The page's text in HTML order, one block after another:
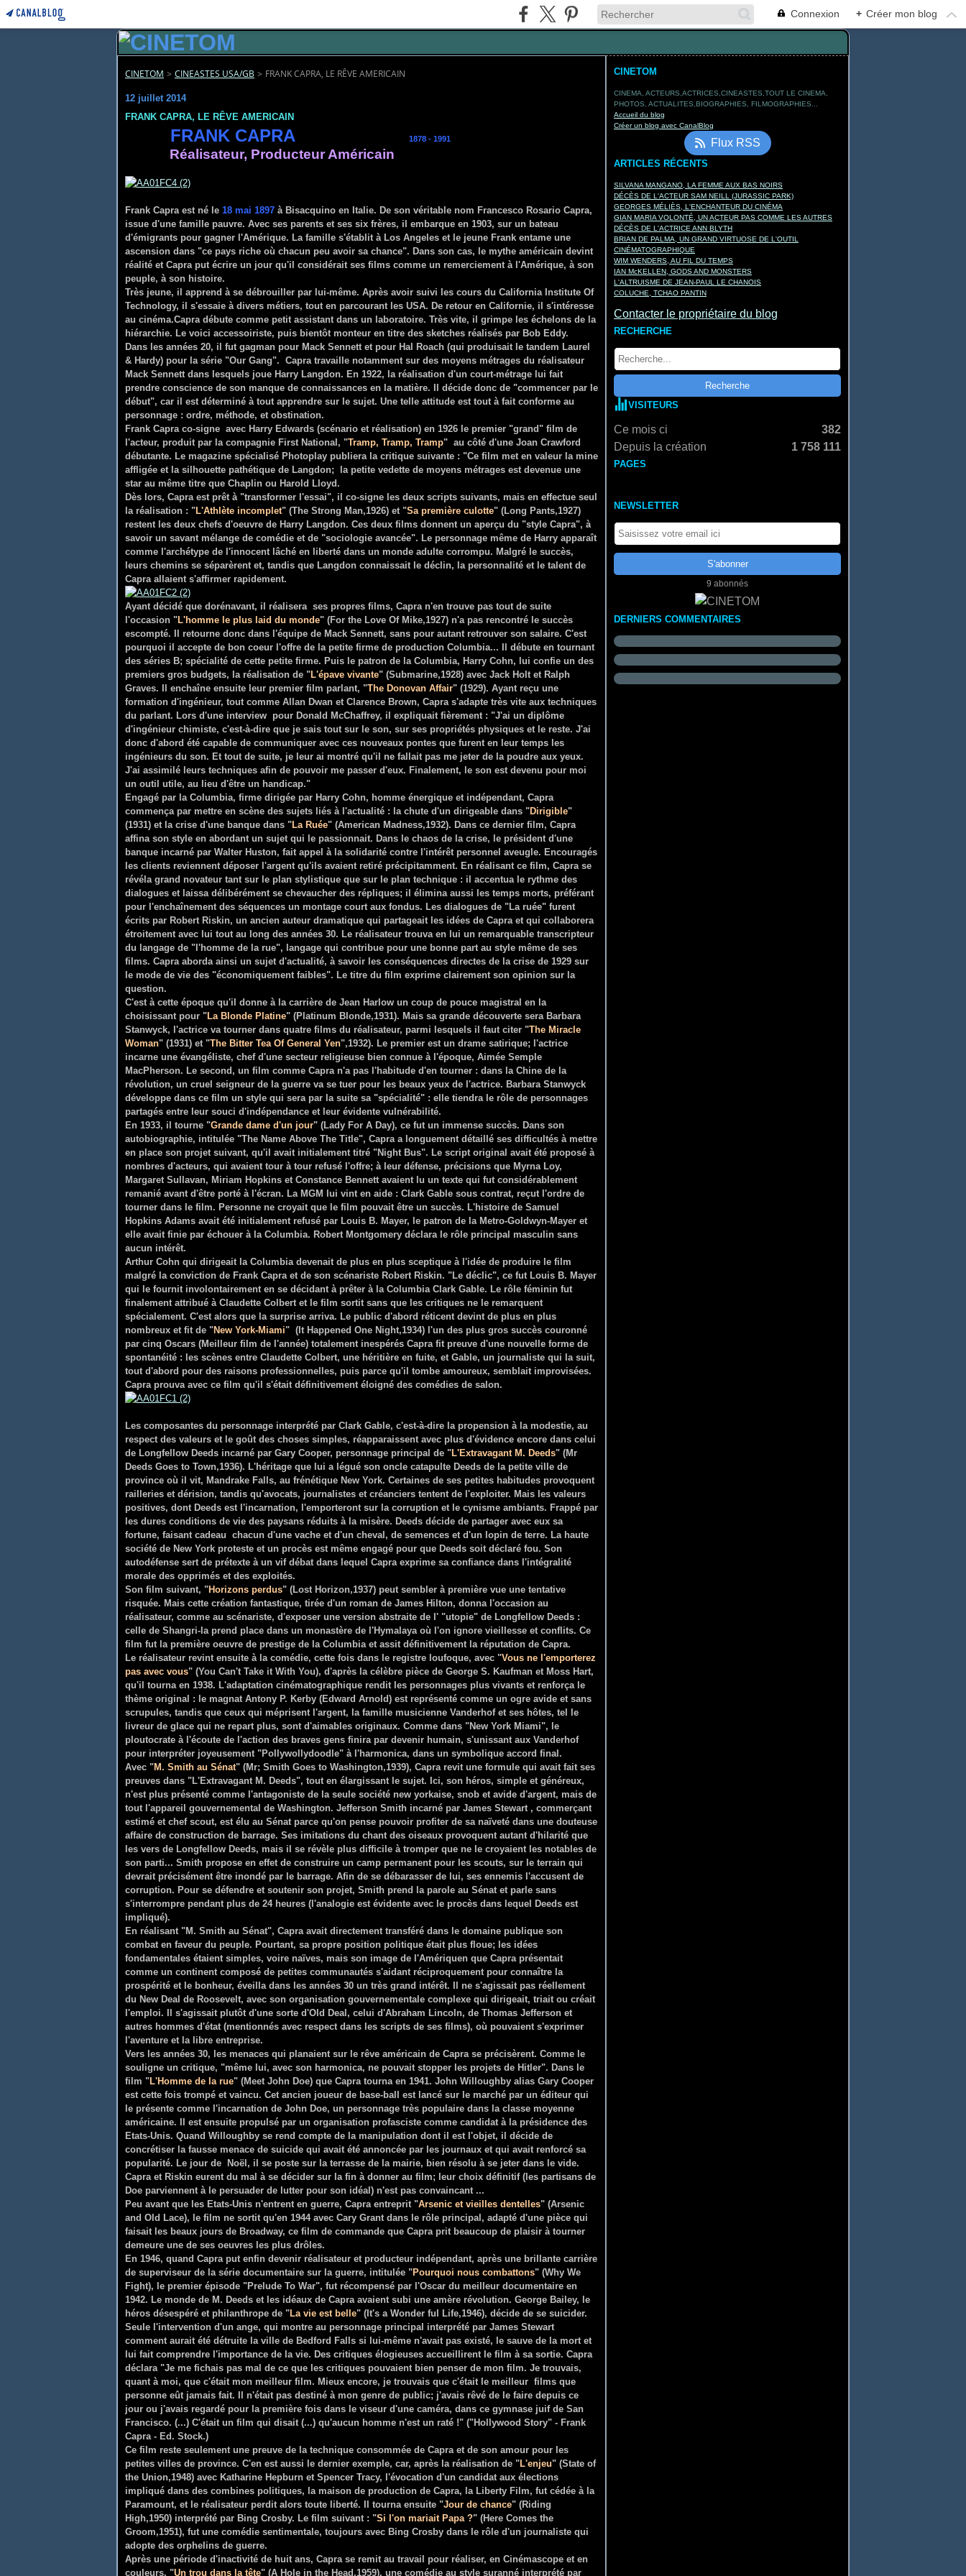
Connexion + Créer mon blog
CINETOM > CINEASTES USA/GB > FRANK CAPRA, LE RÊVE AMERICAIN
12 juillet 2014
FRANK CAPRA, LE RÊVE AMERICAIN
FRANK CAPRA 1878 - 1991
Réalisateur, Producteur Américain
Frank Capra est né le 18 mai 1897 à Bisacquino en Italie. De son véritable nom Francesco Rosario Capra,
issue d'une famille pauvre. Avec ses parents et ses six frères, il embarque en 1903, sur un bateau
d'émigrants pour gagner l'Amérique. La famille s'établit à Los Angeles et le jeune Frank entame une
ascension dans "ce pays riche où chacun peu avoir sa chance". Dans son cas, le mythe américain devint
réalité et Capra put écrire un jour qu'il considérait ses films comme un remerciement à l'Amérique, à son
peuple, à son histoire.
Très jeune, il apprend à se débrouiller par lui-même. Après avoir suivi les cours du California Institute Of
Technology, il s'essaie à divers métiers, tout en parcourant les USA. De retour en Californie, il s'intéresse
au cinéma.Capra débute comme petit assistant dans un laboratoire. Très vite, il grimpe les échelons de la
hiérarchie. Le voici accessoiriste, puis bientôt monteur en titre des sketches réalisés par Bob Eddy.
Dans les années 20, il fut gagman pour Mack Sennett et pour Hal Roach (qui produisait le tandem Laurel
& Hardy) pour la série "Our Gang". Capra travaille notamment sur des moyens métrages du réalisateur
Mack Sennett dans lesquels joue Harry Langdon. En 1922, la réalisation d'un court-métrage lui fait
prendre conscience de son manque de connaissances en la matière. Il décide donc de "commencer par le
début", car il est déterminé à tout apprendre sur le sujet. Une telle attitude est tout à fait conforme au
personnage : ordre, méthode, et obstination.
Frank Capra co-signe avec Harry Edwards (scénario et réalisation) en 1926 le premier "grand" film de
l'acteur, produit par la compagnie First National, "Tramp, Tramp, Tramp" au côté d'une Joan Crawford
débutante. Le magazine spécialisé Photoplay publiera la critique suivante : "Ce film met en valeur la mine
affligée et la silhouette pathétique de Langdon; la petite vedette de moyens métrages est devenue une
star au même titre que Chaplin ou Harold Lloyd.
Dès lors, Capra est prêt à "transformer l'essai", il co-signe les deux scripts suivants, mais en effectue seul
la réalisation : "L'Athlète incomplet" (The Strong Man,1926) et "Sa première culotte" (Long Pants,1927)
restent les deux chefs d'oeuvre de Harry Langdon. Ces deux films donnent un aperçu du "style Capra", à
savoir un savant mélange de comédie et de "sociologie avancée". Le personnage même de Harry apparaît
comme l'archétype de l'innocent lâché en liberté dans un monde adulte corrompu. Malgré le succès,
leurs chemins se séparèrent et, tandis que Langdon connaissait le déclin, la personnalité et le talent de
Capra allaient s'affirmer rapidement.
Ayant décidé que dorénavant, il réalisera ses propres films, Capra n'en trouve pas tout de suite
l'occasion "L'homme le plus laid du monde" (For the Love Of Mike,1927) n'a pas rencontré le succès
escompté. Il retourne donc dans l'équipe de Mack Sennett, sans pour autant retrouver son salaire. C'est
pourquoi il accepte de bon coeur l'offre de la petite firme de production Columbia... Il débute en tournant
des séries B; spécialité de cette petite firme. Puis le patron de la Columbia, Harry Cohn, lui confie un des
premiers gros budgets, la réalisation de "L'épave vivante" (Submarine,1928) avec Jack Holt et Ralph
Graves. Il enchaîne ensuite leur premier film parlant, "The Donovan Affair" (1929). Ayant reçu une
formation d'ingénieur, tout comme Allan Dwan et Clarence Brown, Capra s'adapte très vite aux techniques
du parlant. Lors d'une interview pour Donald McChaffrey, il expliquait fièrement : "J'ai un diplôme
d'ingénieur chimiste, c'est-à-dire que je sais tout sur le son, sur ses propriétés physiques et le reste. J'ai
donc d'abord été capable de communiquer avec ces nouveaux pontes que furent en leur temps les
ingénieurs du son. Et tout de suite, je leur ai montré qu'il ne fallait pas me jeter de la poudre aux yeux.
J'ai assimilé leurs techniques afin de pouvoir me passer d'eux. Finalement, le son est devenu pour moi
un outil utile, au lieu d'être un handicap."
Engagé par la Columbia, firme dirigée par Harry Cohn, homme énergique et indépendant, Capra
commença par mettre en scène des sujets liés à l'actualité : la chute d'un dirigeable dans "Dirigible"
(1931) et la crise d'une banque dans "La Ruée" (American Madness,1932). Dans ce dernier film, Capra
affina son style en abordant un sujet qui le passionnait. Dans le chaos de la crise, le président d'une
banque incarné par Walter Huston, fait appel à la solidarité contre l'intérêt personnel aveugle. Encouragés
les clients reviennent déposer l'argent qu'ils avaient retiré précipitamment. En réalisant ce film, Capra se
révéla grand novateur tant sur le plan stylistique que sur le plan technique : il accentua le rythme des
dialogues et laissa délibérément se chevaucher des répliques; il élimina aussi les temps morts, préférant
pour l'enchaînement des séquences un montage court aux fondus. Les dialogues de "La ruée" furent
écrits par Robert Riskin, un ancien auteur dramatique qui partageait les idées de Capra et qui collaborera
étroitement avec lui tout au long des années 30. Le réalisateur trouva en lui un remarquable transcripteur
du langage de "l'homme de la rue", langage qui contribue pour une bonne part au style même de ses
films. Capra aborda ainsi un sujet d'actualité, à savoir les conséquences directes de la crise de 1929 sur
le mode de vie des "économiquement faibles". Le titre du film exprime clairement son opinion sur la
question.
C'est à cette époque qu'il donne à la carrière de Jean Harlow un coup de pouce magistral en la
choisissant pour "La Blonde Platine" (Platinum Blonde,1931). Mais sa grande découverte sera Barbara
Stanwyck, l'actrice va tourner dans quatre films du réalisateur, parmi lesquels il faut citer "The Miracle
Woman" (1931) et "The Bitter Tea Of General Yen",1932). Le premier est un drame satirique; l'actrice
incarne une évangéliste, chef d'une secteur religieuse bien connue à l'époque, Aimée Semple
MacPherson. Le second, un film comme Capra n'a pas l'habitude d'en tourner : dans la Chine de la
révolution, un cruel seigneur de la guerre va se tuer pour les beaux yeux de l'actrice. Barbara Stanwyck
développe dans ce film un style qui sera par la suite sa "spécialité" : elle tiendra le rôle de personnages
partagés entre leur souci d'indépendance et leur évidente vulnérabilité.
En 1933, il tourne "Grande dame d'un jour" (Lady For A Day), ce fut un immense succès. Dans son
autobiographie, intitulée "The Name Above The Title", Capra a longuement détaillé ses difficultés à mettre
en place son projet suivant, qu'il avait initialement titré "Night Bus". Le script original avait été proposé à
nombres d'acteurs, qui avaient tour à tour refusé l'offre; à leur défense, précisions que Myrna Loy,
Margaret Sullavan, Miriam Hopkins et Constance Bennett avaient lu un texte qui fut considérablement
remanié avant d'être porté à l'écran. La MGM lui vint en aide : Clark Gable sous contrat, reçut l'ordre de
tourner dans le film. Personne ne croyait que le film pouvait être un succès. L'histoire de Samuel
Hopkins Adams avait été initialement refusé par Louis B. Mayer, le patron de la Metro-Goldwyn-Mayer et
elle avait finie par échouer à la Columbia. Robert Montgomery déclara le rôle principal masculin sans
aucun intérêt.
Arthur Cohn qui dirigeait la Columbia devenait de plus en plus sceptique à l'idée de produire le film
malgré la conviction de Frank Capra et de son scénariste Robert Riskin. "Le déclic", ce fut Louis B. Mayer
qui le fournit involontairement en se décidant à prêter à la Columbia Clark Gable. Le rôle féminin fut
finalement attribué à Claudette Colbert et le film sortit sans que les critiques ne le remarquent
spécialement. C'est alors que la surprise arriva. Le public d'abord réticent devint de plus en plus
nombreux et fit de "New York-Miami" (It Happened One Night,1934) l'un des plus gros succès couronné
par cinq Oscars (Meilleur film de l'année) totalement inespérés Capra fit preuve d'une nouvelle forme de
spontanéité : les scènes entre Claudette Colbert, une héritière en fuite, et Gable, un journaliste qui la suit,
tout d'abord pour des raisons professionnelles, puis parce qu'il tombe amoureux, semblait improvisées.
Capra prouva avec ce film qu'il s'était définitivement éloigné des comédies de salon.
Les composantes du personnage interprété par Clark Gable, c'est-à-dire la propension à la modestie, au
respect des valeurs et le goût des choses simples, réapparaissent avec plus d'évidence encore dans celui
de Longfellow Deeds incarné par Gary Cooper, personnage principal de "L'Extravagant M. Deeds" (Mr
Deeds Goes to Town,1936). L'héritage que lui a légué son oncle catapulte Deeds de la petite ville de
province où il vit, Mandrake Falls, au frénétique New York. Certaines de ses petites habitudes provoquent
railleries et dérision, tandis qu'avocats, journalistes et créanciers tentent de l'exploiter. Mais les valeurs
positives, dont Deeds est l'incarnation, l'emporteront sur la corruption et le cynisme ambiants. Frappé par
les dures conditions de vie des paysans réduits à la misère. Deeds décide de partager avec eux sa
fortune, faisant cadeau chacun d'une vache et d'un cheval, de semences et d'un lopin de terre. La haute
société de New York proteste et un procès est même engagé pour que Deeds soit déclaré fou. Son
autodéfense sert de prétexte à un vif débat dans lequel Capra exprime sa confiance dans l'intégralité
morale des opprimés et des exploités.
Son film suivant, "Horizons perdus" (Lost Horizon,1937) peut sembler à première vue une tentative
risquée. Mais cette création fantastique, tirée d'un roman de James Hilton, donna l'occasion au
réalisateur, comme au scénariste, d'exposer une version abstraite de l' "utopie" de Longfellow Deeds :
celle de Shangri-la prend place dans un monastère de l'Hymalaya où l'on ignore vieillesse et conflits. Ce
film fut la première oeuvre de prestige de la Columbia et assit définitivement la réputation de Capra.
Le réalisateur revint ensuite à la comédie, cette fois dans le registre loufoque, avec "Vous ne l'emporterez
pas avec vous" (You Can't Take it With You), d'après la célèbre pièce de George S. Kaufman et Moss Hart,
qu'il tourna en 1938. L'adaptation cinématographique rendit les personnages plus vivants et renforça le
thème original : le magnat Antony P. Kerby (Edward Arnold) est représenté comme un ogre avide et sans
scrupules, tandis que ceux qui méprisent l'argent, la famille musicienne Vanderhof et ses hôtes, tel le
livreur de glace qui ne repart plus, sont d'aimables originaux. Comme dans "New York Miami", le
ploutocrate à l'écoute de l'action des braves gens finira par devenir humain, s'unissant aux Vanderhof
pour interpréter joyeusement "Pollywollydoodle" à l'harmonica, dans un symbolique accord final.
Avec "M. Smith au Sénat" (Mr; Smith Goes to Washington,1939), Capra revit une formule qui avait fait ses
preuves dans "L'Extravagant M. Deeds", tout en élargissant le sujet. Ici, son héros, simple et généreux,
n'est plus présenté comme l'antagoniste de la seule société new yorkaise, snob et avide d'argent, mais de
tout l'appareil gouvernemental de Washington. Jefferson Smith incarné par James Stewart , commerçant
estimé et chef scout, est élu au Sénat parce qu'on pense pouvoir profiter de sa naïveté dans une douteuse
affaire de construction de barrage. Ses imitations du chant des oiseaux provoquent autant d'hilarité que
les vers de Longfellow Deeds, mais il se révèle plus difficile à tromper que ne le croyaient les notables de
son parti... Smith propose en effet de construire un camp permanent pour les scouts, sur le terrain qui
devrait précisément être inondé par le barrage. Afin de se débarasser de lui, ses ennemis l'accusent de
corruption. Pour se défendre et soutenir son projet, Smith prend la parole au Sénat et parle sans
s'interrompre pendant plus de 24 heures (l'analogie est évidente avec le procès dans lequel Deeds est
impliqué).
En réalisant "M. Smith au Sénat", Capra avait directement transféré dans le domaine publique son
combat en faveur du peuple. Pourtant, sa propre position politique était plus floue; les idées
fondamentales étaient simples, voire naïves, mais son image de l'Amériquen que Capra présentait
comme un continent composé de petites communautés s'aidant réciproquement pour connaître la
prospérité et le bonheur, éveilla dans les années 30 un très grand intérêt. Il ne s'agissait pas réellement
du New Deal de Roosevelt, avec son organisation gouvernementale complexe qui dirigeait, triait ou créait
l'emploi. Il s'agissait plutôt d'une sorte d'Old Deal, celui d'Abraham Lincoln, de Thomas Jefferson et
autres hommes d'état (mentionnés avec respect dans les scripts de ses films), où pouvaient s'exprimer
l'aventure et la libre entreprise.
Vers les années 30, les menaces qui planaient sur le rêve américain de Capra se précisèrent. Comme le
souligne un critique, "même lui, avec son harmonica, ne pouvait stopper les projets de Hitler". Dans le
film "L'Homme de la rue" (Meet John Doe) que Capra tourna en 1941. John Willoughby alias Gary Cooper
est cette fois trompé et vaincu. Cet ancien joueur de base-ball est lancé sur le marché par un éditeur qui
le présente comme l'incarnation de John Doe, un personnage très populaire dans la classe moyenne
américaine. Il est ensuite propulsé par un organisation profasciste comme candidat à la présidence des
Etats-Unis. Quand Willoughby se rend compte de la manipulation dont il est l'objet, il décide de
concrétiser la fausse menace de suicide qui avait été annoncée par les journaux et qui avait renforcé sa
popularité. Le jour de Noël, il se poste sur la terrasse de la mairie, bien résolu à se jeter dans le vide.
Capra et Riskin eurent du mal à se décider sur la fin à donner au film; leur choix définitif (les partisans de
Doe parviennent à le persuader de lutter pour son idéal) n'est pas convaincant ...
Peu avant que les Etats-Unis n'entrent en guerre, Capra entreprit "Arsenic et vieilles dentelles" (Arsenic
and Old Lace), le film ne sortit qu'en 1944 avec Cary Grant dans le rôle principal, adapté d'une pièce qui
faisait les beaux jours de Broadway, ce film de commande que Capra prit beaucoup de plaisir à tourner
demeure une de ses oeuvres les plus drôles.
En 1946, quand Capra put enfin devenir réalisateur et producteur indépendant, après une brillante carrière
de superviseur de la série documentaire sur la guerre, intitulée "Pourquoi nous combattons" (Why We
Fight), le premier épisode "Prelude To War", fut récompensé par l'Oscar du meilleur documentaire en
1942. Le monde de M. Deeds et les idéaux de Capra avaient subi une amère révolution. George Bailey, le
héros désespéré et philanthrope de "La vie est belle" (It's a Wonder ful Life,1946), décide de se suicider.
Seule l'intervention d'un ange, qui montre au personnage principal interprété par James Stewart
comment aurait été détruite la ville de Bedford Falls si lui-même n'avait pas existé, le sauve de la mort et
lui fait comprendre l'importance de la vie. Des critiques élogieuses accueillirent le film à sa sortie. Capra
déclara "Je me fichais pas mal de ce que les critiques pouvaient bien penser de mon film. Je trouvais,
quant à moi, que c'était mon meilleur film. Mieux encore, je trouvais que c'était le meilleur films que
personne eût jamais fait. Il n'était pas destiné à mon genre de public; j'avais rêvé de le faire depuis ce
jour ou j'avais regardé pour la première fois dans le viseur d'une caméra, dans ce gymnase juif de San
Francisco. (...) C'était un film qui disait (...) qu'aucun homme n'est un raté !" ("Hollywood Story" - Frank
Capra - Ed. Stock.)
Ce film reste seulement une preuve de la technique consommée de Capra et de son amour pour les
petites villes de province. C'en est aussi le dernier exemple, car, après la réalisation de "L'enjeu" (State of
the Union,1948) avec Katharine Hepburn et Spencer Tracy, l'évocation d'un candidat aux élections
impliqué dans des combines politiques, la maison de production de Capra, la Liberty Film, fut cédée à la
Paramount, et le réalisateur perdit alors toute liberté. Il tourna ensuite "Jour de chance" (Riding
High,1950) interprété par Bing Crosby. Le film suivant : "Si l'on mariait Papa ?" (Here Comes the
Groom,1951), fut une comédie sentimentale, toujours avec Bing Crosby dans le rôle d'un journaliste qui
adopte des orphelins de guerre.
Après une période d'inactivité de huit ans, Capra se remit au travail pour réaliser, en Cinémascope et en
couleurs, "Un trou dans la tête" (A Hole in the Head,1959), une comédie au style suranné interprété par
CINETOM
CINEMA, ACTEURS,ACTRICES,CINEASTES,TOUT LE CINEMA,
PHOTOS, ACTUALITES,BIOGRAPHIES, FILMOGRAPHIES...
Accueil du blog
Créer un blog avec CanalBlog
Flux RSS
ARTICLES RÉCENTS
SILVANA MANGANO, LA FEMME AUX BAS NOIRS
DÉCÈS DE L'ACTEUR SAM NEILL (JURASSIC PARK)
GEORGES MÉLIÈS, L'ENCHANTEUR DU CINÉMA
GIAN MARIA VOLONTÉ, UN ACTEUR PAS COMME LES AUTRES
DÉCÈS DE L'ACTRICE ANN BLYTH
BRIAN DE PALMA, UN GRAND VIRTUOSE DE L'OUTIL
CINÉMATOGRAPHIQUE
WIM WENDERS, AU FIL DU TEMPS
IAN McKELLEN, GODS AND MONSTERS
L'ALTRUISME DE JEAN-PAUL LE CHANOIS
COLUCHE, TCHAO PANTIN
Contacter le propriétaire du blog
RECHERCHE
VISITEURS
Ce mois ci
382
Depuis la création
1 758 111
PAGES
NEWSLETTER
9 abonnés
DERNIERS COMMENTAIRES